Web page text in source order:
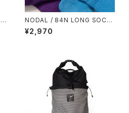
NODAL / 84N LONG SOCK
S
¥2,970